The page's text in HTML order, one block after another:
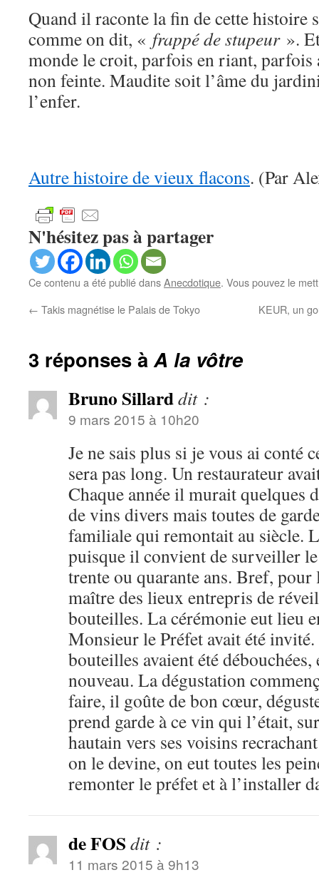
Quand il raconte la fin de cette histoire
comme on dit, « frappé de stupeur».
monde le croit, parfois en riant, parfois
non feinte. Maudite soit l’âme du
l’enfer.
Autre histoire de vieux flacons. (Par
N'hésitez pas à partager
Ce contenu a été publié dansAnecdotique. Vous pouvez le
← Takis magnétise le Palais de Tokyo KEUR, un
3 réponses àA la vôtre
Bruno Sillarddit :
9 mars 2015 à 10h20
Je ne sais plus si je vous ai conté
sera pas long. Un restaurateur
Chaque année il murait quelques
de vins divers mais toutes de
familiale qui remontait au siècle.
puisque il convient de surveiller
trente ou quarante ans. Bref, pour
maître des lieux entrepris de
bouteilles. La cérémonie eut lieu
Monsieur le Préfet avait été
bouteilles avaient été
nouveau. La dégustation
faire, il goûte de bon cœur,
prend garde à ce vin qui l’était,
hautain vers ses voisins
on le devine, on eut toutes les
remonter le préfet et à l’installer
de FOS dit :
11 mars 2015 à 9h13